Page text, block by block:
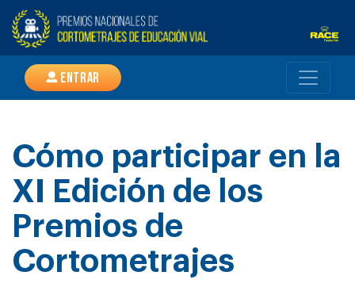
Entrar
Cómo participar en la
XI Edición de los
Premios de
Cortometrajes